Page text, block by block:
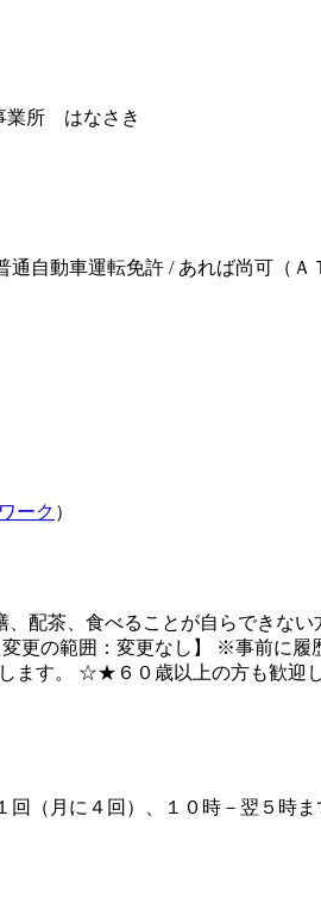
業所 はなさき
自動車運転免許 / あれば尚可（Ａ
ーク ）
配茶、食べることが自らできな
更の範囲：変更なし】 ※事前に
ます。 ☆★６０歳以上の方も歓
回（月に４回）、１０時－翌５